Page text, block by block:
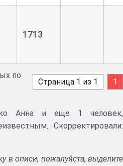
1713
по
Страница 1 из 1 1
Анна и еще 1 человек,
Скорректировали:
в описи, пожалуйста, выделите